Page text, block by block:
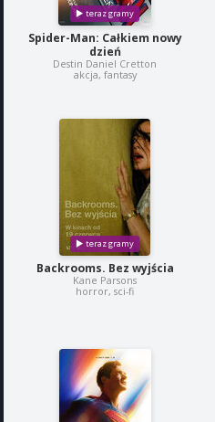
Spider-Man: Całkiem nowy
dzień
Destin Daniel Cretton
akcja, fantasy
Backrooms. Bez wyjścia
Kane Parsons
horror, sci-fi